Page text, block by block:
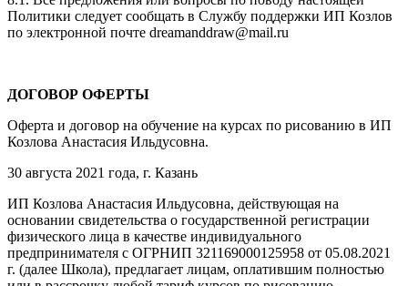
Политики следует сообщать в Службу поддержки ИП Козлов
по электронной почте dreamanddraw@mail.ru
ДОГОВОР ОФЕРТЫ
Оферта и договор на обучение на курсах по рисованию в ИП
Козлова Анастасия Ильдусовна.
30 августа 2021 года, г. Казань
ИП Козлова Анастасия Ильдусовна, действующая на
основании свидетельства о государственной регистрации
физического лица в качестве индивидуального
предпринимателя с ОГРНИП 321169000125958 от 05.08.2021
г. (далее Школа), предлагает лицам, оплатившим полностью